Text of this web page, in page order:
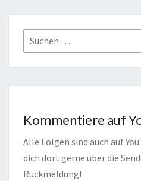
Suchen
nach:
Kommentiere auf
Alle Folgen sind auch auf
dich dort gerne über die
Rückmeldung!